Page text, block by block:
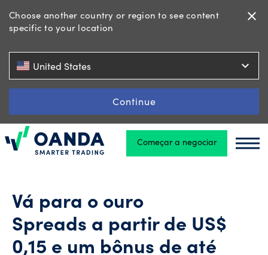
Choose another country or region to see content
specific to your location
close
United States expand_more
Continue
Oanda Começar a negociar
Trading
Ferramentas
Tipos
de
conta
Vá para o ouro
Spreads a partir de US$
0,15 e um bônus de até